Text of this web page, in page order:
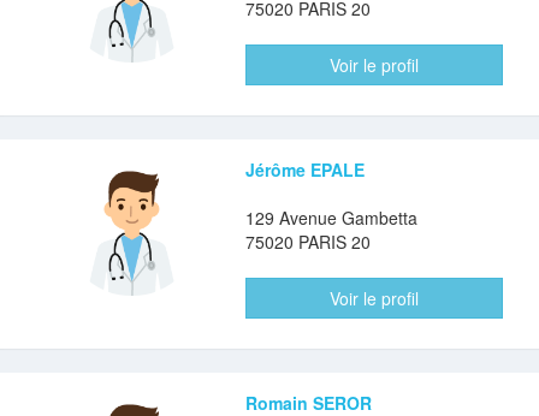
75020 PARIS 20
Voir le profil
Jérôme EPALE
129 Avenue Gambetta
75020 PARIS 20
Voir le profil
Romain SEROR